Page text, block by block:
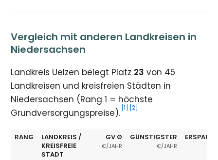
Vergleich mit anderen Landkreisen in
Niedersachsen
Landkreis Uelzen belegt Platz 23 von 45
Landkreisen und kreisfreien Städten in
Niedersachsen (Rang 1 = höchste
Grundversorgungspreise). [1] [2]
RANG
LANDKREIS /
KREISFREIE
STADT
GV Ø
€/JAHR
GÜNSTIGSTER
€/JAHR